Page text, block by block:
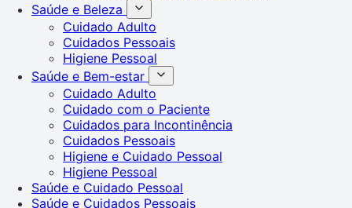
Saúde e Beleza
Cuidado Adulto
Cuidados Pessoais
Higiene Pessoal
Saúde e Bem-estar
Cuidado Adulto
Cuidado com o Paciente
Cuidados para Incontinência
Cuidados Pessoais
Higiene e Cuidado Pessoal
Higiene Pessoal
Saúde e Cuidado Pessoal
Saúde e Cuidados Pessoais